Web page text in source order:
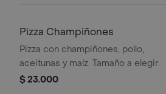
Pizza Champiñones
Pizza con champiñones, pollo,
aceitunas y maíz. Tamaño a elegir.
$ 23.000